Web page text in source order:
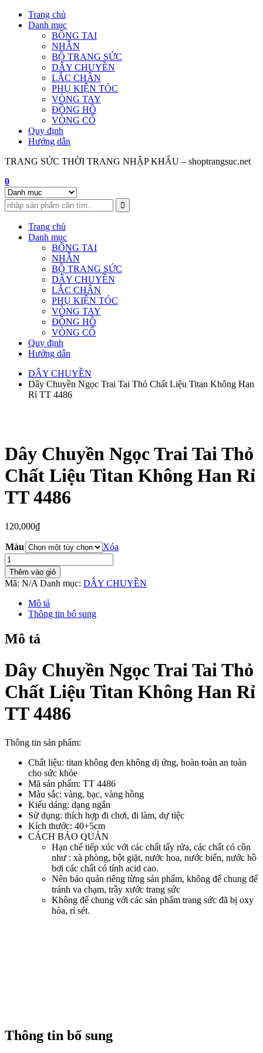
Skip
Trang chủ
Danh mục
BÔNG TAI
NHẪN
BỘ TRANG SỨC
DÂY CHUYỀN
LẮC CHÂN
PHỤ KIỆN TÓC
VÒNG TAY
ĐỒNG HỒ
VÒNG CỔ
Quy định
Hướng dẫn
TRANG SỨC THỜI TRANG NHẬP KHẨU – shoptrangsuc.net
0
Trang chủ
Danh mục
BÔNG TAI
NHẪN
BỘ TRANG SỨC
DÂY CHUYỀN
LẮC CHÂN
PHỤ KIỆN TÓC
VÒNG TAY
ĐỒNG HỒ
VÒNG CỔ
Quy định
Hướng dẫn
DÂY CHUYỀN
Dây Chuyền Ngọc Trai Tai Thỏ Chất Liệu Titan Không Han
Rỉ TT 4486
Dây Chuyền Ngọc Trai Tai Thỏ
Chất Liệu Titan Không Han Rỉ
TT 4486
120,000₫
Màu
Xóa
Dây
Chuyền
Ngọc
Trai
Thỏ
Liệu
Titan
Han
Rỉ
TT
4486
số
lượng
Thêm vào giỏ
Mã: N/A Danh mục: DÂY CHUYỀN
Mô tả
Thông tin bổ sung
Mô tả
Dây Chuyền Ngọc Trai Tai Thỏ
Chất Liệu Titan Không Han Rỉ
TT 4486
Thông tin sản phẩm:
Chất liệu: titan không đen không dị ứng, hoàn toàn an toàn
cho sức khỏe
Mã sản phẩm: TT 4486
Màu sắc: vàng, bạc, vàng hồng
Kiểu dáng: dạng ngắn
Sử dụng: thích hợp đi chơi, đi làm, dự tiệc
Kích thước: 40+5cm
CÁCH BẢO QUẢN
Hạn chế tiếp xúc với các chất tẩy rửa, các chất có cồn
như : xà phòng, bột giặt, nước hoa, nước biển, nước hồ
bơi các chất có tính acid cao.
Nên bảo quản riêng từng sản phẩm, không để chung để
tránh va chạm, trầy xước trang sức
Không để chung với các sản phẩm trang sức đã bị oxy
hóa, rỉ sét.
Thông tin bổ sung